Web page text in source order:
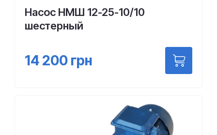
Насос НМШ 12-25-10/10
шестерный
14 200 грн